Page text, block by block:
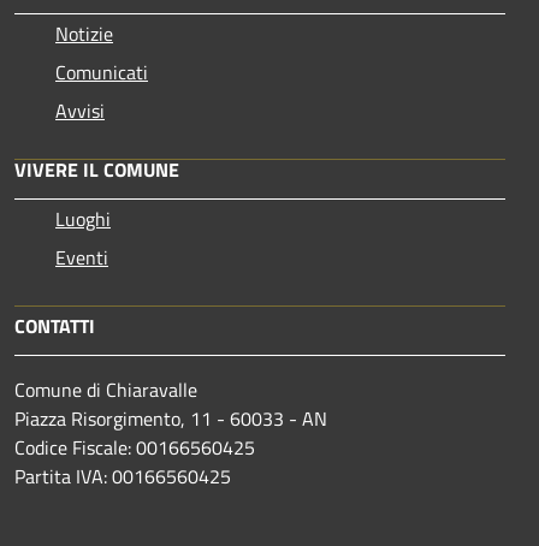
Notizie
Comunicati
Avvisi
VIVERE IL COMUNE
Luoghi
Eventi
CONTATTI
Comune di Chiaravalle
Piazza Risorgimento, 11 - 60033 - AN
Codice Fiscale: 00166560425
Partita IVA: 00166560425